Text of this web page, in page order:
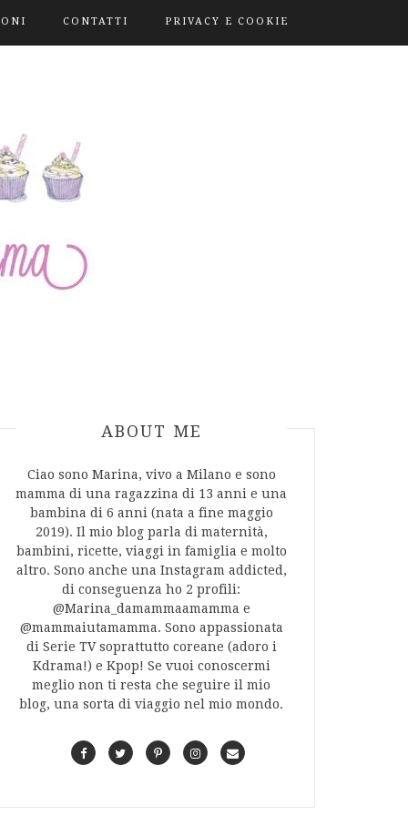
CONTATTI PRIVACY E COOKIE
ABOUT AUTHOR
ABOUT ME
Ciao sono Marina, vivo a Milano e sono
mamma di una ragazzina di 13 anni e una
bambina di 6 anni (nata a fine maggio
2019). Il mio blog parla di maternità,
bambini, ricette, viaggi in famiglia e molto
altro. Sono anche una Instagram addicted,
di conseguenza ho 2 profili:
@Marina_damammaamamma e
@mammaiutamamma. Sono appassionata
di Serie TV soprattutto coreane (adoro i
Kdrama!) e Kpop! Se vuoi conoscermi
meglio non ti resta che seguire il mio
blog, una sorta di viaggio nel mio mondo.
F
T
P
I
C